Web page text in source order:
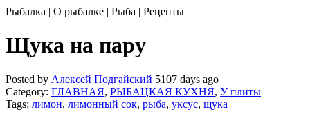
Рыбалка | О рыбалке | Рыба | Рецепты
Щука на пару
Posted by Алексей Подгайский 5107 days ago
Category: ГЛАВНАЯ, РЫБАЦКАЯ КУХНЯ, У плиты
Tags: лимон, лимонный сок, рыба, уксус, щука